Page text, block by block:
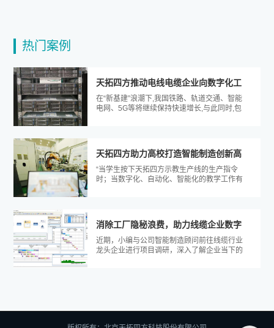
热门案例
天拓四方推动电线电缆企业向数字化工
厂更进一步
在“新基建”浪潮下,我国铁路、轨道交通、智能
电网、5G等将继续保持快速增长,与此同时,包
天拓四方助力高校打造智能制造创新高
地
“当学生按下天拓四方示教生产线的生产指令
时；当数字化、自动化、智能化的教学工作有
消除工厂隐秘浪费，助力线缆企业数字
化管理
近期，小编与公司智能制造顾问前往线缆行业
龙头企业进行项目调研，深入了解企业当下的